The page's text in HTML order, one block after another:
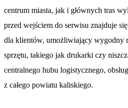
centrum miasta, jak i głównych tras
przed wejściem do serwisu znajduje
dla klientów, umożliwiający wygodny
sprzętu, takiego jak drukarki czy
centralnego hubu logistycznego,
z całego powiatu kaliskiego.